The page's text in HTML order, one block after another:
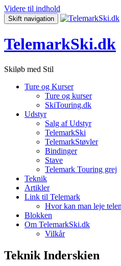
Videre til indhold
Skift navigation
TelemarkSki.dk
Skiløb med Stil
Ture og Kurser
Ture og kurser
SkiTouring.dk
Udstyr
Salg af Udstyr
TelemarkSki
TelemarkStøvler
Bindinger
Stave
Telemark Touring grej
Teknik
Artikler
Link til Telemark
Hvor kan man leje
Blokken
Om TelemarkSki.dk
Vilkår
Teknik Inderskien